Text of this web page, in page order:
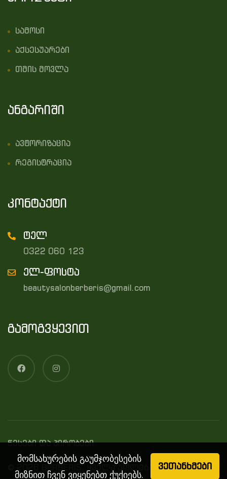
სამოსი
აქსესუარები
თმის მოვლა
ანგარიში
ავტორიზაცია
რეგისტრაცია
კონტაქტი
ტელ
0322 060 123
ელ-ფოსტა
beautysalonberberis@gmail.com
გამოგვყევით
წესები და პირობები
© 2026 BERBERIS, ყველა უფლება დაცულია
მომსახურების გაუმჯობესების
მიზნით ჩვენ ვიყენებთ ქუქიებს.
ვეთანხმები